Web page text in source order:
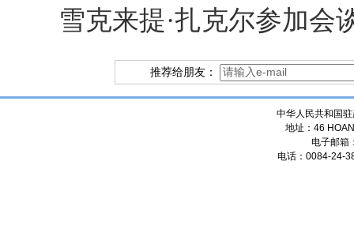
雪克来提·扎克尔参加会
推荐给朋友：
中华人民共和国
地址：46
电子邮箱
电话：0084-24-